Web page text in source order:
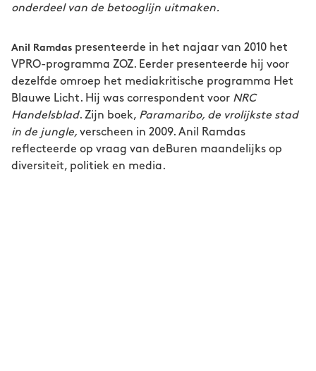
onderdeel van de betooglijn uitmaken.
Anil Ramdas presenteerde in het najaar van 2010 het
VPRO-programma ZOZ. Eerder presenteerde hij voor
dezelfde omroep het mediakritische programma Het
Blauwe Licht. Hij was correspondent voor NRC
Handelsblad. Zijn boek, Paramaribo, de vrolijkste stad
in de jungle, verscheen in 2009. Anil Ramdas
reflecteerde op vraag van deBuren maandelijks op
diversiteit, politiek en media.